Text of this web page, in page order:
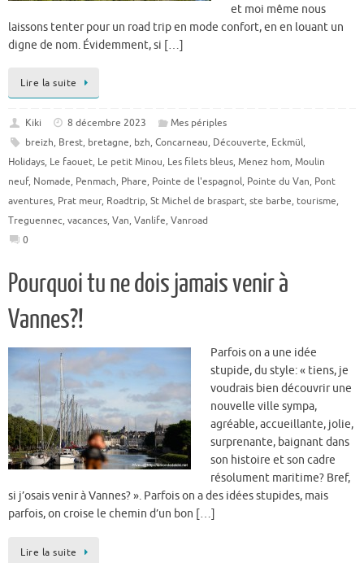
et moi même nous
laissons tenter pour un road trip en mode confort, en en louant un
digne de nom. Évidemment, si […]
Lire la suite
Kiki 8 décembre 2023
Mes périples
breizh, Brest, bretagne, bzh, Concarneau, Découverte, Eckmül,
Holidays, Le faouet, Le petit Minou, Les filets bleus, Menez hom, Moulin
neuf, Nomade, Penmach, Phare, Pointe de l'espagnol, Pointe du Van, Pont
aventures, Prat meur, Roadtrip, St Michel de braspart, ste barbe, tourisme,
Treguennec, vacances, Van, Vanlife, Vanroad
0
Pourquoi tu ne dois jamais venir à
Vannes?!
Parfois on a une idée
stupide, du style: « tiens, je
voudrais bien découvrir une
nouvelle ville sympa,
agréable, accueillante, jolie,
surprenante, baignant dans
son histoire et son cadre
résolument maritime? Bref,
si j’osais venir à Vannes? ». Parfois on a des idées stupides, mais
parfois, on croise le chemin d’un bon […]
Lire la suite